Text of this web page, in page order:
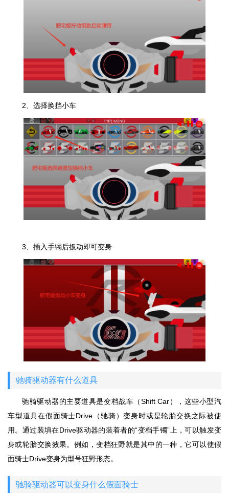
2、选择换挡小车
3、插入手镯后扳动即可变身
驰骑驱动器有什么道具
驰骑驱动器的主要道具是变档战车（Shift Car），这些小型汽
车型道具在假面骑士Drive（驰骑）变身时或是轮胎交换之际被使
用。通过装填在Drive驱动器的装着者的“变档手镯”上，可以触发变
身或轮胎交换效果。例如，变档狂野就是其中的一种，它可以使假
面骑士Drive变身为型号狂野形态。
驰骑驱动器可以变身什么假面骑士